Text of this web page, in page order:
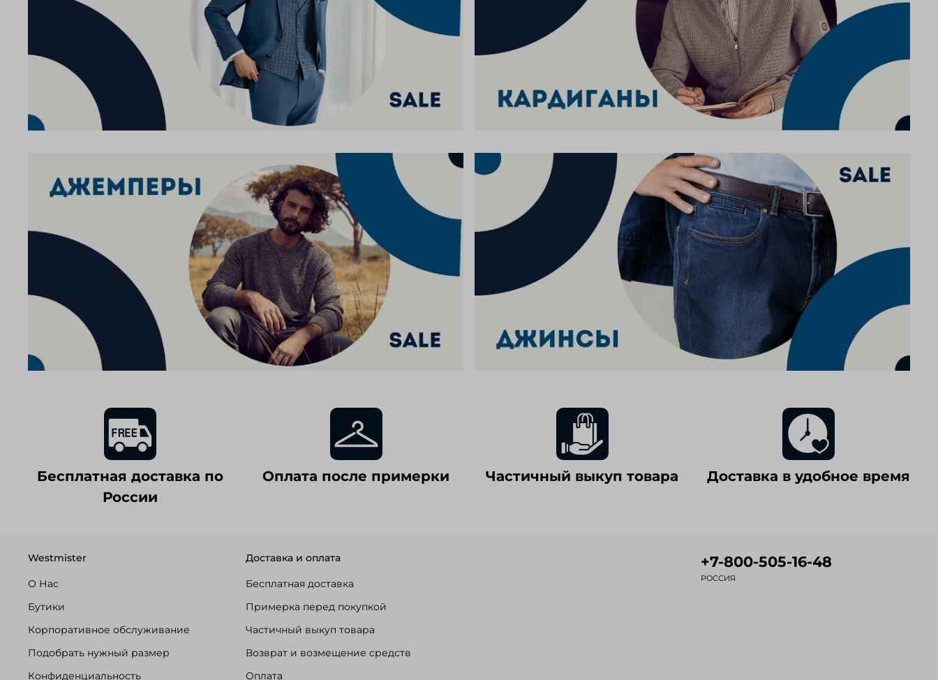
Бесплатная доставка по
России
Оплата после примерки Частичный выкуп товара Доставка в удобное время
Westmister
О Нас
Бутики
Корпоративное обслуживание
Подобрать нужный размер
Конфиденциальность
Доставка и оплата
Бесплатная доставка
Примерка перед покупкой
Частичный выкуп товара
Возврат и возмещение средств
Оплата
+7-800-505-16-48
РОССИЯ